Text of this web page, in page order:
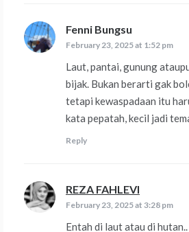
Fenni Bungsu
February 23, 2025 at 1:52 pm
Laut, pantai, gunung
bijak. Bukan berarti gak
tetapi kewaspadaan itu
kata pepatah, kecil jadi
Reply
REZA FAHLEVI
February 23, 2025 at 3:28 pm
Entah di laut atau di